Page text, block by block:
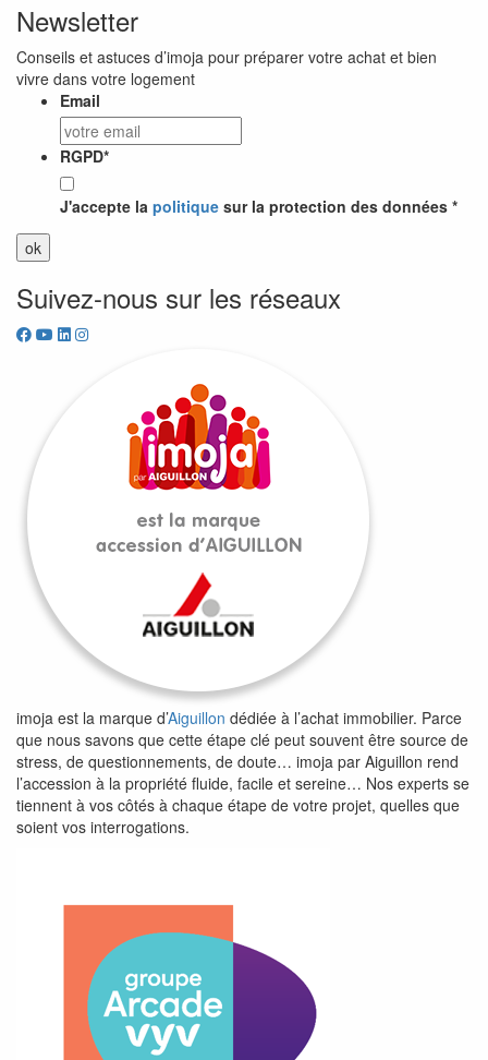
Newsletter
Conseils et astuces d’imoja pour préparer votre achat et bien
vivre dans votre logement
Email
RGPD*
J'accepte la politique sur la protection des données *
Suivez-nous sur les réseaux
imoja est la marque d’Aiguillon dédiée à l’achat immobilier. Parce
que nous savons que cette étape clé peut souvent être source de
stress, de questionnements, de doute… imoja par Aiguillon rend
l’accession à la propriété fluide, facile et sereine… Nos experts se
tiennent à vos côtés à chaque étape de votre projet, quelles que
soient vos interrogations.